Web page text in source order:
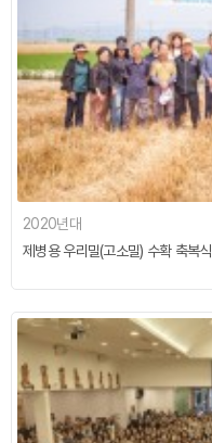
2020년대
제병용 우리밀(고소밀) 수확 축복식